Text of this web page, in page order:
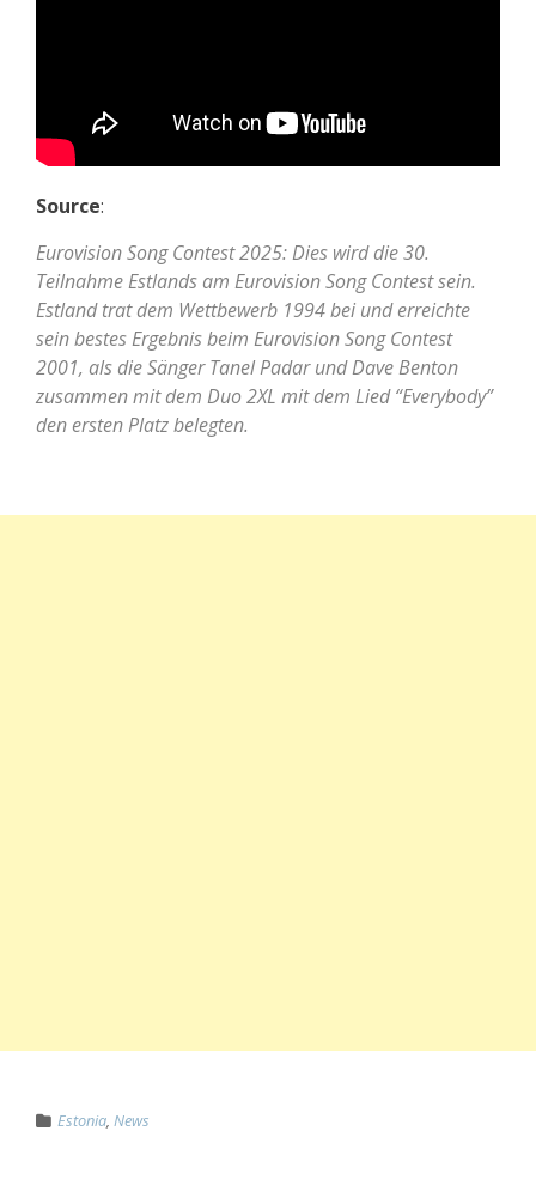
Source:
Eurovision Song Contest 2025: Dies wird die 30.
Teilnahme Estlands am Eurovision Song Contest sein.
Estland trat dem Wettbewerb 1994 bei und erreichte
sein bestes Ergebnis beim Eurovision Song Contest
2001, als die Sänger Tanel Padar und Dave Benton
zusammen mit dem Duo 2XL mit dem Lied “Everybody”
den ersten Platz belegten.
Estonia, News